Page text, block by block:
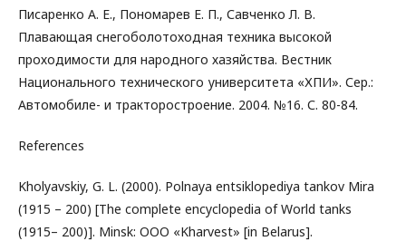
Писаренко А. Е., Пономарев Е. П., Савченко Л. В.
Плавающая снегоболотоходная техника высокой
проходимости для народного хазяйства. Вестник
Национального технического университета «ХПИ». Сер.:
Автомобиле- и тракторостроение. 2004. №16. С. 80-84.
References
Kholyavskiy, G. L. (2000). Polnaya entsiklopediya tankov Mira
(1915 – 200) [The complete encyclopedia of World tanks
(1915– 200)]. Minsk: OOO «Kharvest» [in Belarus].